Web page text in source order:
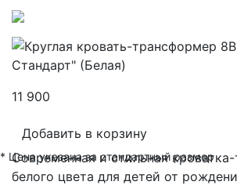
11 900
Добавить в корзину
* Цена указана за стандартный размер
Современная и стильная
белого цвета для детей от